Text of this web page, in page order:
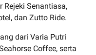
Rejeki Senantiasa,
dan Zutto Ride.
dari Varia Putri
Coffee, serta